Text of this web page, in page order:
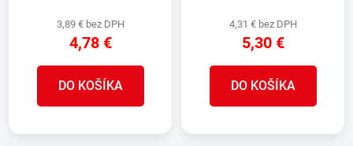
3,89 € bez DPH
4,78 €
DO KOŠÍKA
4,31 € bez DPH
5,30 €
DO KOŠÍKA